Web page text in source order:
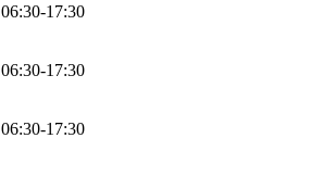
06:30-17:30
06:30-17:30
06:30-17:30